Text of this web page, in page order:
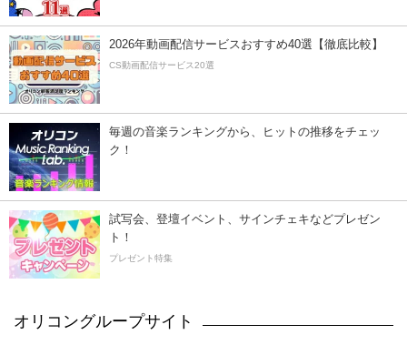
2026年動画配信サービスおすすめ40選【徹底比較】
CS動画配信サービス20選
毎週の音楽ランキングから、ヒットの推移をチェッ
ク！
試写会、登壇イベント、サインチェキなどプレゼン
ト！
プレゼント特集
オリコングループサイト